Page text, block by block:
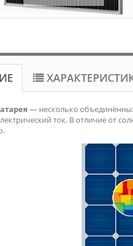
— несколько
ток. В отличие от